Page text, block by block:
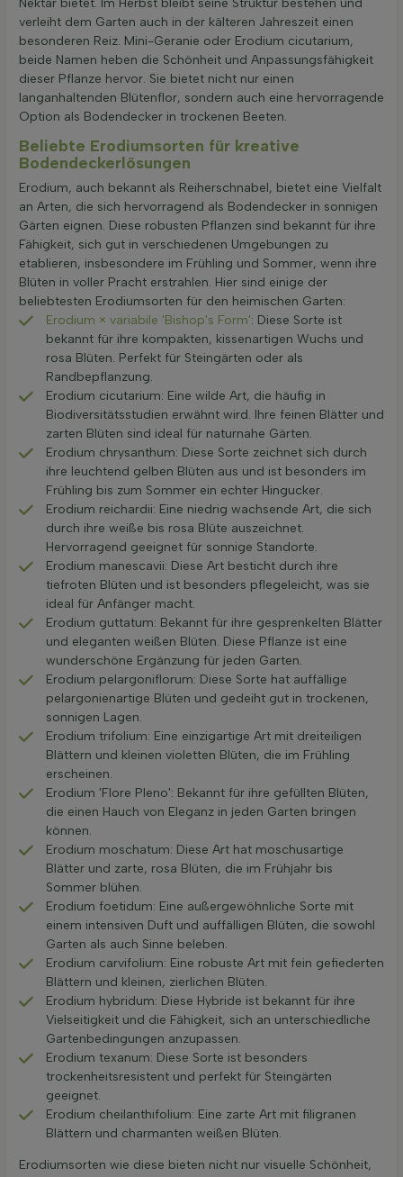
Nektar bietet. Im Herbst bleibt seine Struktur bestehen und
verleiht dem Garten auch in der kälteren Jahreszeit einen
besonderen Reiz. Mini-Geranie oder Erodium cicutarium,
beide Namen heben die Schönheit und Anpassungsfähigkeit
dieser Pflanze hervor. Sie bietet nicht nur einen
langanhaltenden Blütenflor, sondern auch eine hervorragende
Option als Bodendecker in trockenen Beeten.
Beliebte Erodiumsorten für kreative
Bodendeckerlösungen
Erodium, auch bekannt als Reiherschnabel, bietet eine Vielfalt
an Arten, die sich hervorragend als Bodendecker in sonnigen
Gärten eignen. Diese robusten Pflanzen sind bekannt für ihre
Fähigkeit, sich gut in verschiedenen Umgebungen zu
etablieren, insbesondere im Frühling und Sommer, wenn ihre
Blüten in voller Pracht erstrahlen. Hier sind einige der
beliebtesten Erodiumsorten für den heimischen Garten:
Erodium × variabile 'Bishop's Form': Diese Sorte ist
bekannt für ihre kompakten, kissenartigen Wuchs und
rosa Blüten. Perfekt für Steingärten oder als
Randbepflanzung.
Erodium cicutarium: Eine wilde Art, die häufig in
Biodiversitätsstudien erwähnt wird. Ihre feinen Blätter und
zarten Blüten sind ideal für naturnahe Gärten.
Erodium chrysanthum: Diese Sorte zeichnet sich durch
ihre leuchtend gelben Blüten aus und ist besonders im
Frühling bis zum Sommer ein echter Hingucker.
Erodium reichardii: Eine niedrig wachsende Art, die sich
durch ihre weiße bis rosa Blüte auszeichnet.
Hervorragend geeignet für sonnige Standorte.
Erodium manescavii: Diese Art besticht durch ihre
tiefroten Blüten und ist besonders pflegeleicht, was sie
ideal für Anfänger macht.
Erodium guttatum: Bekannt für ihre gesprenkelten Blätter
und eleganten weißen Blüten. Diese Pflanze ist eine
wunderschöne Ergänzung für jeden Garten.
Erodium pelargoniflorum: Diese Sorte hat auffällige
pelargonienartige Blüten und gedeiht gut in trockenen,
sonnigen Lagen.
Erodium trifolium: Eine einzigartige Art mit dreiteiligen
Blättern und kleinen violetten Blüten, die im Frühling
erscheinen.
Erodium 'Flore Pleno': Bekannt für ihre gefüllten Blüten,
die einen Hauch von Eleganz in jeden Garten bringen
können.
Erodium moschatum: Diese Art hat moschusartige
Blätter und zarte, rosa Blüten, die im Frühjahr bis
Sommer blühen.
Erodium foetidum: Eine außergewöhnliche Sorte mit
einem intensiven Duft und auffälligen Blüten, die sowohl
Garten als auch Sinne beleben.
Erodium carvifolium: Eine robuste Art mit fein gefiederten
Blättern und kleinen, zierlichen Blüten.
Erodium hybridum: Diese Hybride ist bekannt für ihre
Vielseitigkeit und die Fähigkeit, sich an unterschiedliche
Gartenbedingungen anzupassen.
Erodium texanum: Diese Sorte ist besonders
trockenheitsresistent und perfekt für Steingärten
geeignet.
Erodium cheilanthifolium: Eine zarte Art mit filigranen
Blättern und charmanten weißen Blüten.
Erodiumsorten wie diese bieten nicht nur visuelle Schönheit,